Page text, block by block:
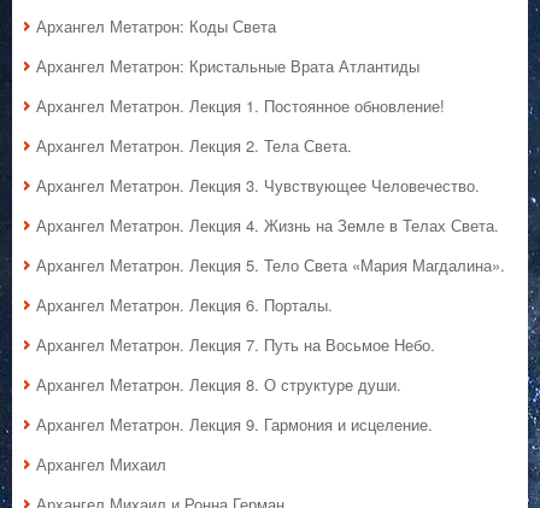
Архангел Метатрон: Коды Света
Архангел Метатрон: Кристальные Врата Атлантиды
Архангел Метатрон. Лекция 1. Постоянное обновление!
Архангел Метатрон. Лекция 2. Тела Света.
Архангел Метатрон. Лекция 3. Чувствующее Человечество.
Архангел Метатрон. Лекция 4. Жизнь на Земле в Телах Света.
Архангел Метатрон. Лекция 5. Тело Света «Мария Магдалина».
Архангел Метатрон. Лекция 6. Порталы.
Архангел Метатрон. Лекция 7. Путь на Восьмое Небо.
Архангел Метатрон. Лекция 8. О структуре души.
Архангел Метатрон. Лекция 9. Гармония и исцеление.
Архангел Михаил